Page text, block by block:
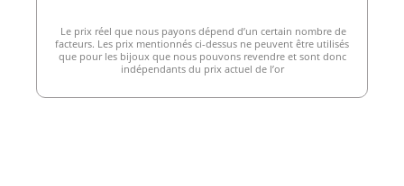
Le prix réel que nous payons dépend d’un certain nombre de
facteurs. Les prix mentionnés ci-dessus ne peuvent être utilisés
que pour les bijoux que nous pouvons revendre et sont donc
indépendants du prix actuel de l’or